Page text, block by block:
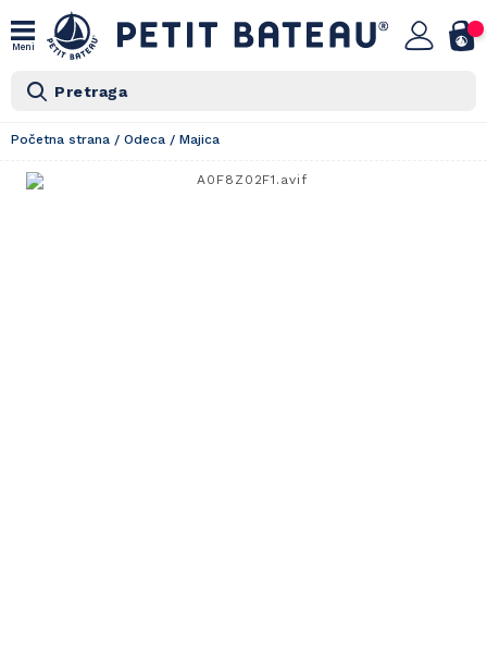
Meni
Pretraga
Početna strana / Odeca / Majica